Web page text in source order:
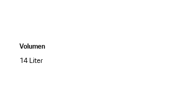
Volumen
14 Liter